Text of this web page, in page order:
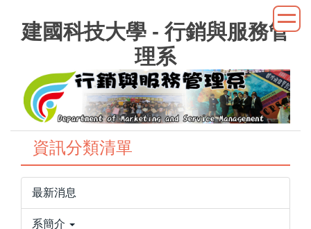
建國科技大學 - 行銷與服務管
理系
資訊分類清單
最新消息
系簡介